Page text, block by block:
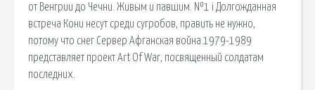
от Венгрии до Чечни. Живым и павшим. №1 i Долгожданная
встреча Кони несут среди сугробов, править не нужно,
потому что снег Сервер Афганская война 1979-1989
представляет проект Art Of War, посвященный солдатам
последних.